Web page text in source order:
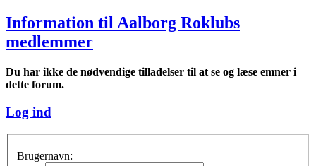
Information til Aalborg Roklubs
medlemmer
Du har ikke de nødvendige tilladelser til at se og læse emner i
dette forum.
Log ind
Brugernavn: